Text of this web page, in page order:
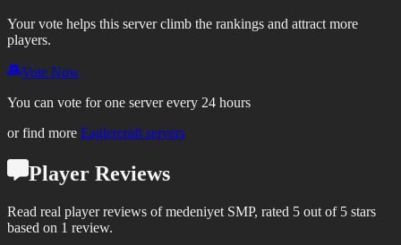
Your vote helps this server climb the rankings and attract more
players.
Vote Now
You can vote for one server every 24 hours
or find more Eaglercraft servers
Player Reviews
Read real player reviews of medeniyet SMP, rated 5 out of 5 stars
based on 1 review.